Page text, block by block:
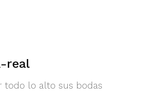
real
lo alto sus bodas